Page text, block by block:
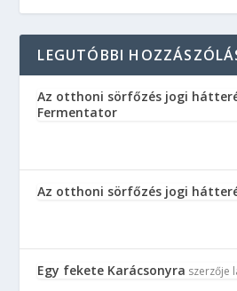
LEGUTÓBBI
Az otthoni sörfőzés jogi
Fermentator
Az otthoni sörfőzés jogi
Egy fekete Karácsonyra szerzője